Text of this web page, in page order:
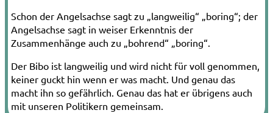
Schon der Angelsachse sagt zu „langweilig“ „boring“; der
Angelsachse sagt in weiser Erkenntnis der
Zusammenhänge auch zu „bohrend“ „boring“.
Der Bibo ist langweilig und wird nicht für voll genommen,
keiner guckt hin wenn er was macht. Und genau das
macht ihn so gefährlich. Genau das hat er übrigens auch
mit unseren Politikern gemeinsam.